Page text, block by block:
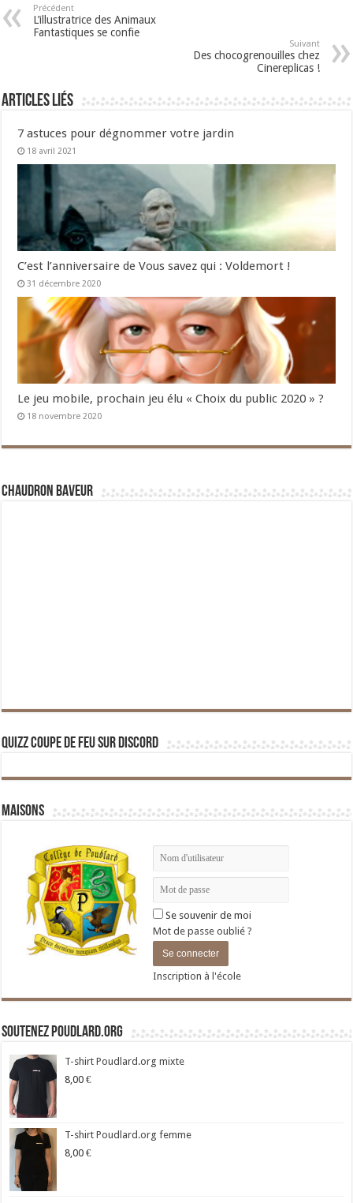
Précédent
L’illustratrice des Animaux
Fantastiques se confie
Suivant
Des chocogrenouilles chez
Cinereplicas !
Articles liés
7 astuces pour dégnommer votre jardin
18 avril 2021
C’est l’anniversaire de Vous savez qui : Voldemort !
31 décembre 2020
Le jeu mobile, prochain jeu élu « Choix du public 2020 » ?
18 novembre 2020
Chaudron Baveur
Quizz Coupe de Feu sur Discord
Maisons
Se souvenir de moi
Mot de passe oublié ?
Inscription à l'école
Soutenez Poudlard.org
T-shirt Poudlard.org mixte
8,00 €
T-shirt Poudlard.org femme
8,00 €